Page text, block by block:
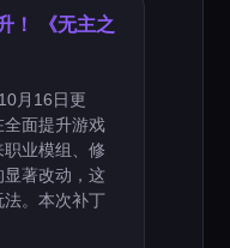
！ 《无主之
月16日更
全面提升游戏
业模组、修
显著改动，这
法。本次补丁